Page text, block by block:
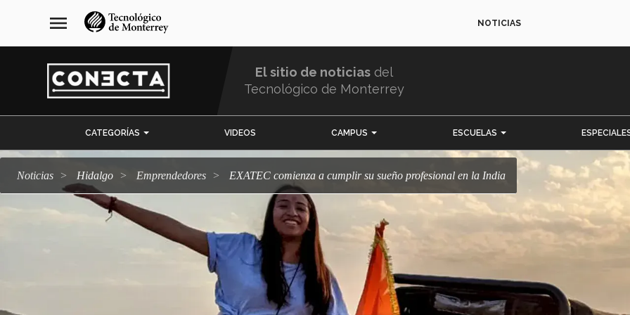
navegación
principal
menu NOTICIAS
El sitio de noticias del
Tecnológico de Monterrey
CATEGORÍAS VIDEOS CAMPUS ESCUELAS
Noticias Hidalgo emprendedores EXATEC comienza a cumplir su sueño profesional en la India